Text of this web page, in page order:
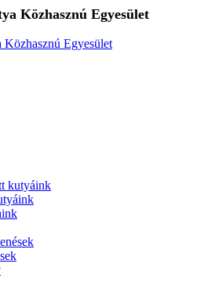
Közhasznú Egyesület
kutyáink